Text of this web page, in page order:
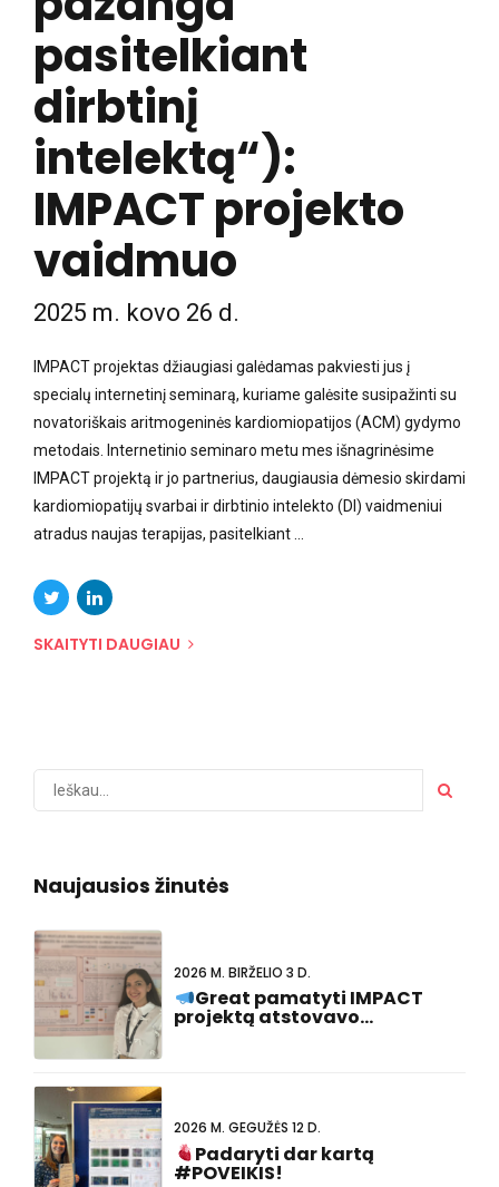
pasitelkiant
dirbtinį
intelektą“):
IMPACT projekto
vaidmuo
2025 m. kovo 26 d.
IMPACT projektas džiaugiasi galėdamas pakviesti jus į
specialų internetinį seminarą, kuriame galėsite susipažinti su
novatoriškais aritmogeninės kardiomiopatijos (ACM) gydymo
metodais. Internetinio seminaro metu mes išnagrinėsime
IMPACT projektą ir jo partnerius, daugiausia dėmesio skirdami
kardiomiopatijų svarbai ir dirbtinio intelekto (DI) vaidmeniui
atradus naujas terapijas, pasitelkiant ...
SKAITYTI DAUGIAU
Naujausios žinutės
2026 M. BIRŽELIO 3 D.
Great pamatyti IMPACT
projektą atstovavo
2026 M. GEGUŽĖS 12 D.
Padaryti dar kartą
#POVEIKIS!